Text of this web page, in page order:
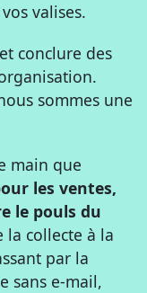
valises.
conclure des
sommes une
main que
les ventes,
le pouls du
la collecte à la
par la
sans e-mail,